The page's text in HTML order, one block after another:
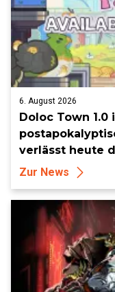
6. August 2026
Doloc Town
verlässt heute
Zur News